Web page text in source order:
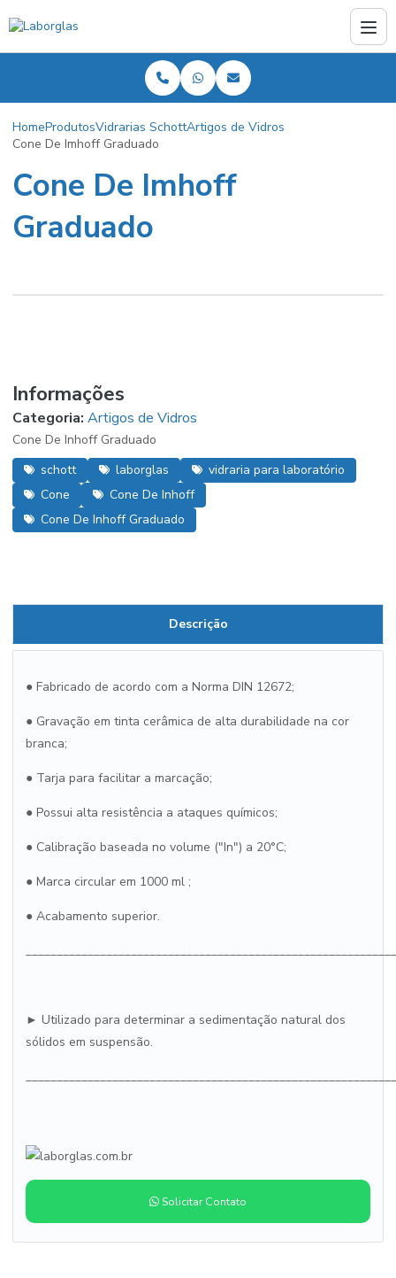
HomeProdutosVidrarias SchottArtigos de Vidros
Cone De Imhoff Graduado
Cone De Imhoff
Graduado
Informações
Categoria: Artigos de Vidros
Cone De Inhoff Graduado
schott
laborglas
vidraria para laboratório
Cone
Cone De Inhoff
Cone De Inhoff Graduado
Descrição
● Fabricado de acordo com a Norma DIN 12672;
● Gravação em tinta cerâmica de alta durabilidade na cor
branca;
● Tarja para facilitar a marcação;
● Possui alta resistência a ataques químicos;
● Calibração baseada no volume ("In") a 20°C;
● Marca circular em 1000 ml ;
● Acabamento superior.
► Utilizado para determinar a sedimentação natural dos
sólidos em suspensão.
Solicitar Contato